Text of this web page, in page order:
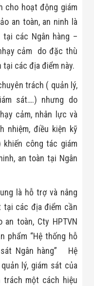
cho hoạt động giám
an toàn, an ninh là
các Ngân hàng –
cảm do đặc thù
các địa điểm này.
trách ( quản lý,
sát….) nhưng do
cảm, nhân lực và
nhiệm, điều kiện kỹ
công tác giám
an toàn tại Ngân
là hỗ trợ và nâng
tại các địa điểm cần
toàn, Cty HPTVN
phẩm “Hệ thống hỗ
Ngân hàng” Hệ
lý, giám sát của
trách một cách hiệu